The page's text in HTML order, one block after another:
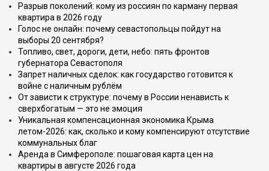
Разрыв поколений: кому из россиян по карману первая
квартира в 2026 году
Голос не онлайн: почему севастопольцы пойдут на
выборы 20 сентября?
Топливо, свет, дороги, дети, небо: пять фронтов
губернатора Севастополя
Запрет наличных сделок: как государство готовится к
войне с наличным рублём
От зависти к структуре: почему в России ненависть к
сверхбогатым — это не эмоция
Уникальная компенсационная экономика Крыма
летом-2026: как, сколько и кому компенсируют отсутствие
коммунальных благ
Аренда в Симферополе: пошаговая карта цен на
квартиры в августе 2026 года